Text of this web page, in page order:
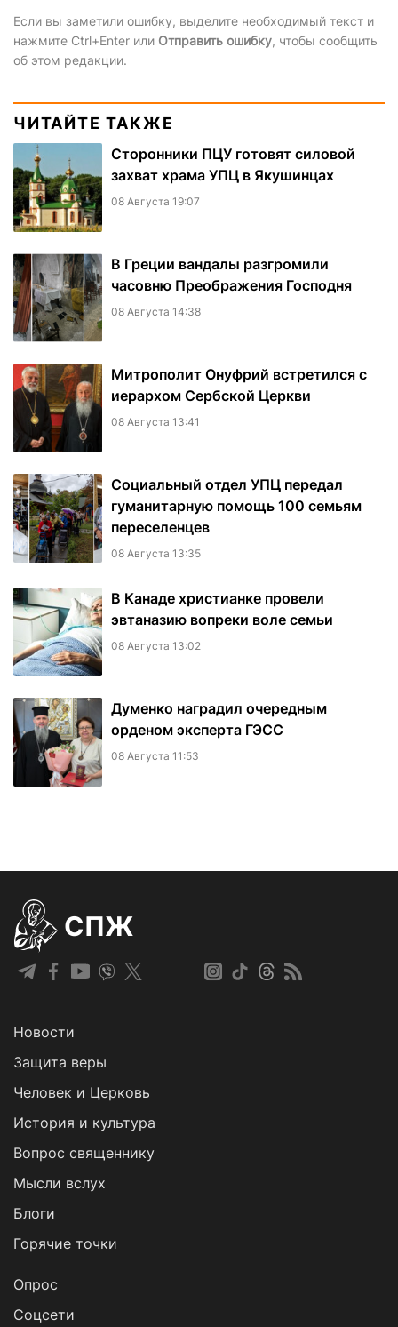
Если вы заметили ошибку, выделите необходимый текст и
нажмите Ctrl+Enter или Отправить ошибку, чтобы сообщить
об этом редакции.
ЧИТАЙТЕ ТАКЖЕ
Сторонники ПЦУ готовят силовой
захват храма УПЦ в Якушинцах
08 Августа 19:07
В Греции вандалы разгромили
часовню Преображения Господня
08 Августа 14:38
Митрополит Онуфрий встретился с
иерархом Сербской Церкви
08 Августа 13:41
Социальный отдел УПЦ передал
гуманитарную помощь 100 семьям
переселенцев
08 Августа 13:35
В Канаде христианке провели
эвтаназию вопреки воле семьи
08 Августа 13:02
Думенко наградил очередным
орденом эксперта ГЭСС
08 Августа 11:53
СПЖ
Новости
Защита веры
Человек и Церковь
История и культура
Вопрос священнику
Мысли вслух
Блоги
Горячие точки
Опрос
Cоцсети